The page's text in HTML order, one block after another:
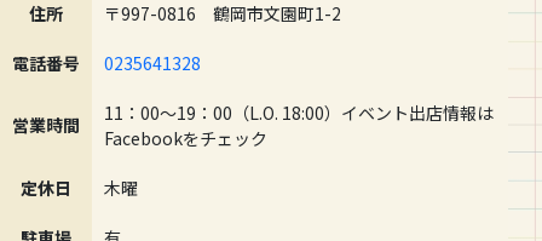
住所 〒997-0816 鶴岡市文園町1-2
電話番号 0235641328
営業時間
11：00～19：00（L.O. 18:00）イベント出店情報は
Facebookをチェック
定休日 木曜